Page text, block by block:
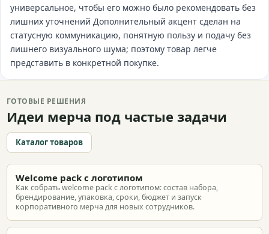
универсальное, чтобы его можно было рекомендовать без
лишних уточнений Дополнительный акцент сделан на
статусную коммуникацию, понятную пользу и подачу без
лишнего визуального шума; поэтому товар легче
представить в конкретной покупке.
ГОТОВЫЕ РЕШЕНИЯ
Идеи мерча под частые задачи
Каталог товаров
Welcome pack с логотипом
Как собрать welcome pack с логотипом: состав набора,
брендирование, упаковка, сроки, бюджет и запуск
корпоративного мерча для новых сотрудников.